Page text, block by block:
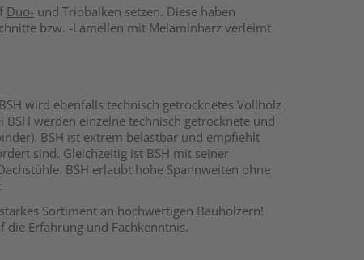
Duo- und Triobalken setzen. Diese haben
bzw. -Lamellen mit Melaminharz verleimt
wird ebenfalls technisch getrocknetes Vollholz
werden einzelne technisch getrocknete und
BSH ist extrem belastbar und empfiehlt
sind. Gleichzeitig ist BSH mit seiner
BSH erlaubt hohe Spannweiten ohne
Sortiment an hochwertigen Bauhölzern!
die Erfahrung und Fachkenntnis.